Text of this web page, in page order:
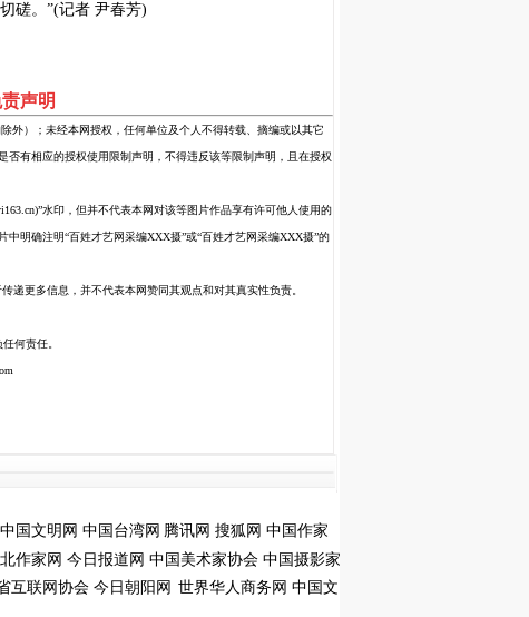
磋。”(记者 尹春芳)
声明
外）；未经本网授权，任何单位及个人不得转载、摘编或以其它
有相应的授权使用限制声明，不得违反该等限制声明，且在授权
水印，但并不代表本网对该等图片作品享有许可他人使用的
明确注明“百姓才艺网采编XXX摄”或“百姓才艺网采编XXX摄”的
递更多信息，并不代表本网赞同其观点和对其真实性负责。
何责任。
中国文明网 中国台湾网 腾讯网 搜狐网 中国作家
作家网 今日报道网 中国美术家协会 中国摄影家
互联网协会 今日朝阳网 世界华人商务网 中国文